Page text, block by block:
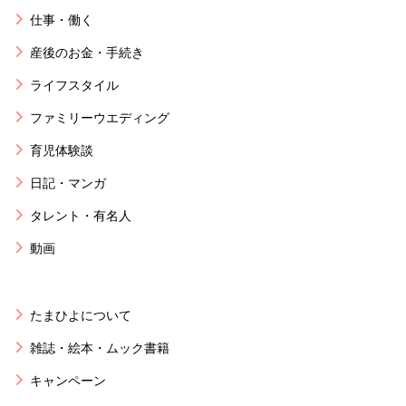
仕事・働く
産後のお金・手続き
ライフスタイル
ファミリーウエディング
育児体験談
日記・マンガ
タレント・有名人
動画
たまひよについて
雑誌・絵本・ムック書籍
キャンペーン